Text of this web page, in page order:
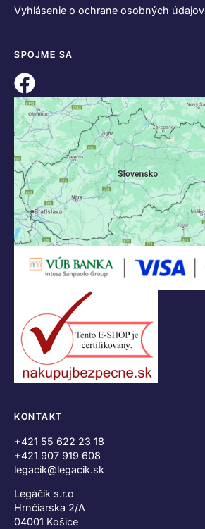
Vyhlásenie o ochrane osobných údajov
SPOJME SA
KONTAKT
+421 55 622 23 18
+421 907 919 608
legacik@legacik.sk
Legáčik s.r.o
Hrnčiarska 2/A
04001 Košice